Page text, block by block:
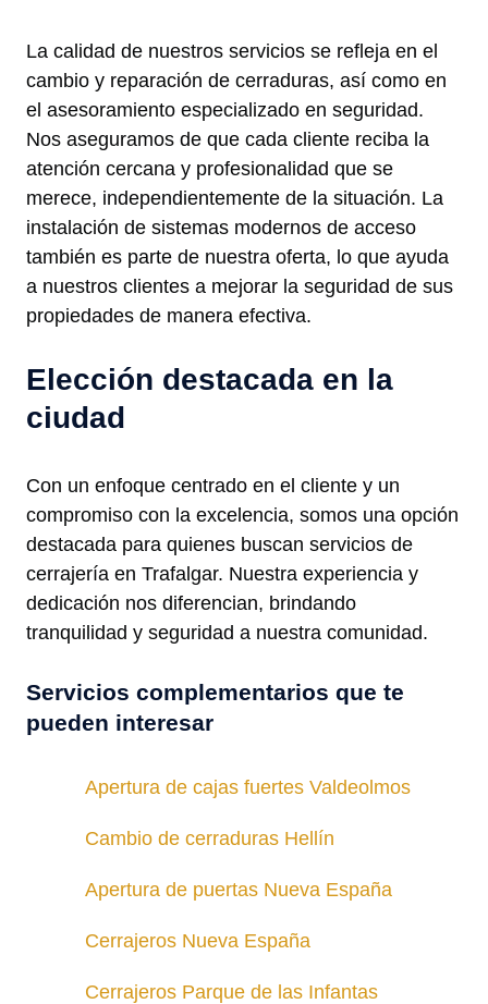
La calidad de nuestros servicios se refleja en el
cambio y reparación de cerraduras, así como en
el asesoramiento especializado en seguridad.
Nos aseguramos de que cada cliente reciba la
atención cercana y profesionalidad que se
merece, independientemente de la situación. La
instalación de sistemas modernos de acceso
también es parte de nuestra oferta, lo que ayuda
a nuestros clientes a mejorar la seguridad de sus
propiedades de manera efectiva.
Elección destacada en la
ciudad
Con un enfoque centrado en el cliente y un
compromiso con la excelencia, somos una opción
destacada para quienes buscan servicios de
cerrajería en Trafalgar. Nuestra experiencia y
dedicación nos diferencian, brindando
tranquilidad y seguridad a nuestra comunidad.
Servicios complementarios que te
pueden interesar
Apertura de cajas fuertes Valdeolmos
Cambio de cerraduras Hellín
Apertura de puertas Nueva España
Cerrajeros Nueva España
Cerrajeros Parque de las Infantas